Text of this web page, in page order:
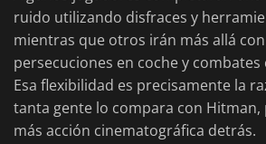
ruido utilizando disfraces y
mientras que otros irán más allá
persecuciones en coche y
Esa flexibilidad es precisamente la
tanta gente lo compara con Hitman,
más acción cinematográfica detrás.